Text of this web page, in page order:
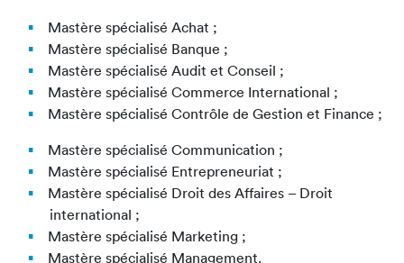
Mastère spécialisé Achat ;
Mastère spécialisé Banque ;
Mastère spécialisé Audit et Conseil ;
Mastère spécialisé Commerce International ;
Mastère spécialisé Contrôle de Gestion et Finance ;
Mastère spécialisé Communication ;
Mastère spécialisé Entrepreneuriat ;
Mastère spécialisé Droit des Affaires – Droit
international ;
Mastère spécialisé Marketing ;
Mastère spécialisé Management.